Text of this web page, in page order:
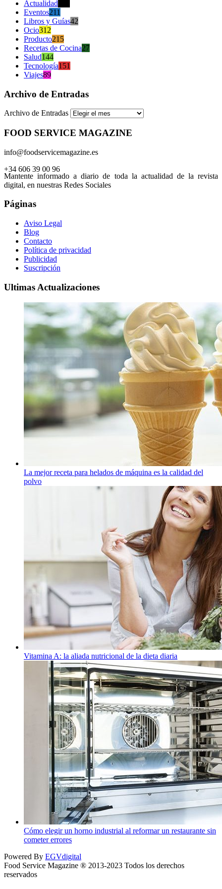
Actualidad
Eventos211
Libros y Guías42
Ocio312
Producto215
Recetas de Cocina27
Salud144
Tecnología151
Viajes89
Archivo de Entradas
Archivo de Entradas
FOOD SERVICE MAGAZINE
info@foodservicemagazine.es
+34 606 39 00 96
Mantente informado a diario de toda la actualidad de la revista
digital, en nuestras Redes Sociales
Páginas
Aviso Legal
Blog
Contacto
Política de privacidad
Publicidad
Suscripción
Ultimas Actualizaciones
La mejor receta para helados de máquina es la calidad del
polvo
Vitamina A: la aliada nutricional de la dieta diaria
Cómo elegir un horno industrial al reformar un restaurante sin
cometer errores
Powered By EGVdigital
Food Service Magazine ® 2013-2023 Todos los derechos
reservados